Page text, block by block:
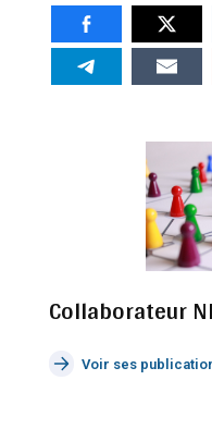
Collaborateur
Voir ses